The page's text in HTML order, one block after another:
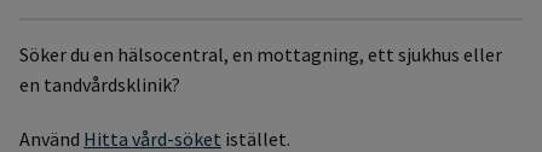
SÖKSIDA
Söker du en hälsocentral, en mottagning, ett sjukhus eller
en tandvårdsklinik?
Använd Hitta vård-söket istället.